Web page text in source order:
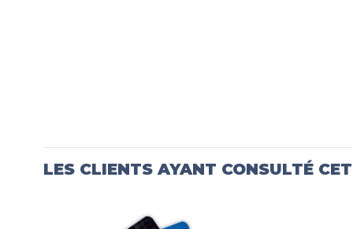
LES CLIENTS AYANT CONSULTÉ